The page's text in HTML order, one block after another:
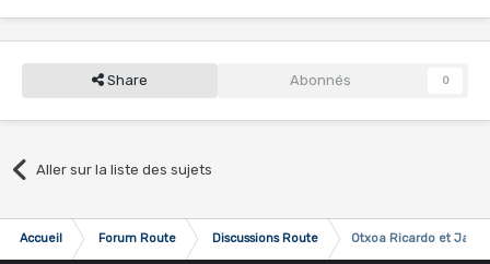
Share Abonnés 0
Aller sur la liste des sujets
Accueil Forum Route Discussions Route Otxoa Ricardo et